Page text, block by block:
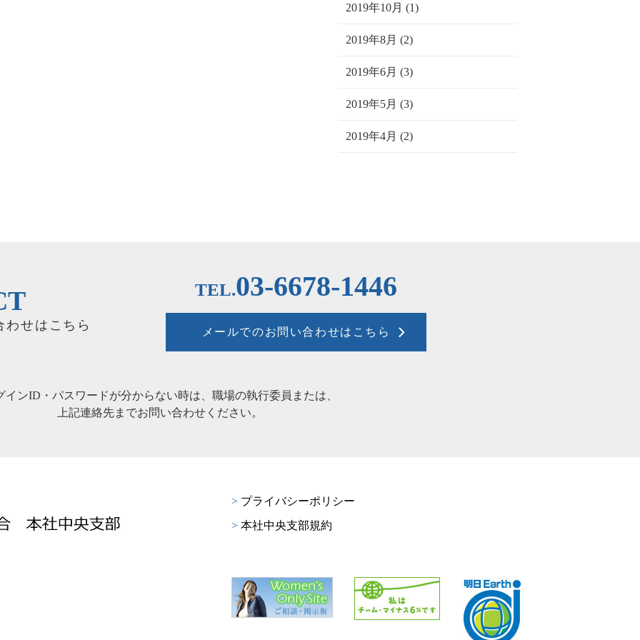
2019年10月 (1)
2019年8月 (2)
2019年6月 (3)
2019年5月 (3)
2019年4月 (2)
わせはこちら
TEL.03-6678-1446
メールでのお問い合わせはこちら
インID・パスワードが分からない時は、職場の執行委員または、
上記連絡先までお問い合わせください。
> プライバシーポリシー
> 本社中央支部規約